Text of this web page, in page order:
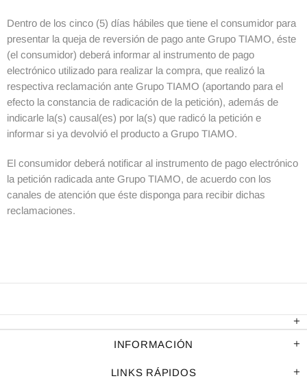
Dentro de los cinco (5) días hábiles que tiene el consumidor para
presentar la queja de reversión de pago ante Grupo TIAMO, éste
(el consumidor) deberá informar al instrumento de pago
electrónico utilizado para realizar la compra, que realizó la
respectiva reclamación ante Grupo TIAMO (aportando para el
efecto la constancia de radicación de la petición), además de
indicarle la(s) causal(es) por la(s) que radicó la petición e
informar si ya devolvió el producto a Grupo TIAMO.
El consumidor deberá notificar al instrumento de pago electrónico
la petición radicada ante Grupo TIAMO, de acuerdo con los
canales de atención que éste disponga para recibir dichas
reclamaciones.
INFORMACIÓN
LINKS RÁPIDOS